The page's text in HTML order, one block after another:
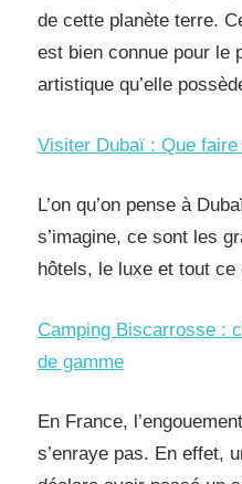
de cette planète terre.
est bien connue pour le
artistique qu’elle
Visiter Dubaï : Que
L’on qu’on pense à
s’imagine, ce sont les
hôtels, le luxe et tout ce
Camping Biscarrosse :
de gamme
En France,
s’enraye pas. En effet,